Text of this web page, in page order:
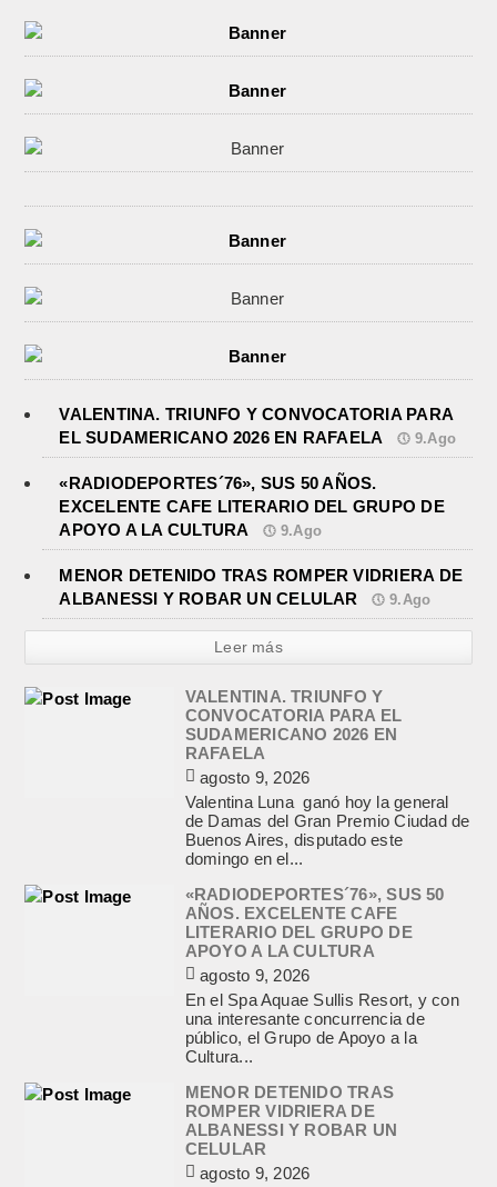
VALENTINA. TRIUNFO Y CONVOCATORIA PARA
EL SUDAMERICANO 2026 EN RAFAELA
9.Ago
«RADIODEPORTES´76», SUS 50 AÑOS.
EXCELENTE CAFE LITERARIO DEL GRUPO DE
APOYO A LA CULTURA
9.Ago
MENOR DETENIDO TRAS ROMPER VIDRIERA DE
ALBANESSI Y ROBAR UN CELULAR
9.Ago
Leer más
VALENTINA. TRIUNFO Y
CONVOCATORIA PARA EL
SUDAMERICANO 2026 EN
RAFAELA
agosto 9, 2026
Valentina Luna ganó hoy la general
de Damas del Gran Premio Ciudad de
Buenos Aires, disputado este
domingo en el...
«RADIODEPORTES´76», SUS 50
AÑOS. EXCELENTE CAFE
LITERARIO DEL GRUPO DE
APOYO A LA CULTURA
agosto 9, 2026
En el Spa Aquae Sullis Resort, y con
una interesante concurrencia de
público, el Grupo de Apoyo a la
Cultura...
MENOR DETENIDO TRAS
ROMPER VIDRIERA DE
ALBANESSI Y ROBAR UN
CELULAR
agosto 9, 2026